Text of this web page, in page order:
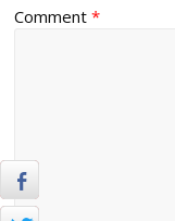
Comment*